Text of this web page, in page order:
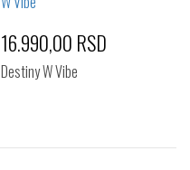
16.990,00 RSD
Destiny W Vibe